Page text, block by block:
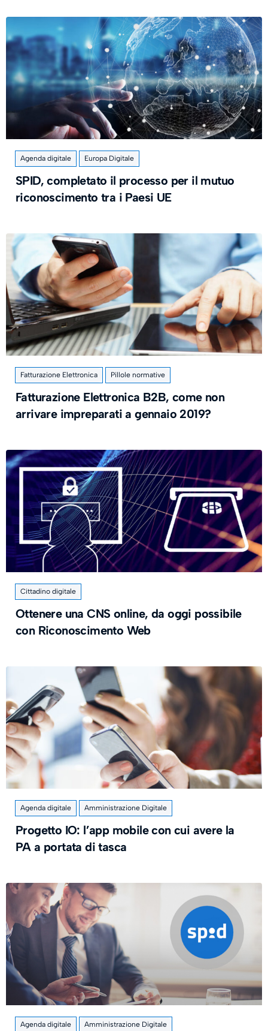
Agenda digitale Europa Digitale
SPID, completato il processo per il mutuo
riconoscimento tra i Paesi UE
Fatturazione Elettronica Pillole normative
Fatturazione Elettronica B2B, come non
arrivare impreparati a gennaio 2019?
Cittadino digitale
Ottenere una CNS online, da oggi possibile
con Riconoscimento Web
Agenda digitale Amministrazione Digitale
Progetto IO: l’app mobile con cui avere la
PA a portata di tasca
Agenda digitale Amministrazione Digitale